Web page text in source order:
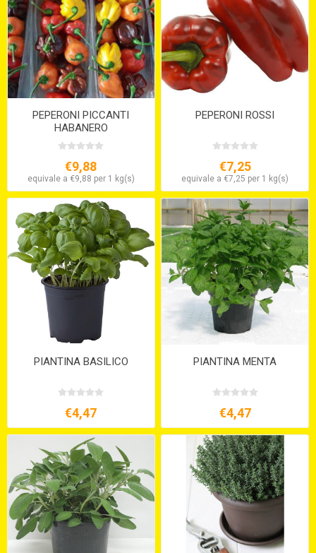
PEPERONI PICCANTI
HABANERO
€9,88
equivale a €9,88 per 1 kg(s)
PEPERONI ROSSI
€7,25
equivale a €7,25 per 1 kg(s)
PIANTINA BASILICO
€4,47
PIANTINA MENTA
€4,47